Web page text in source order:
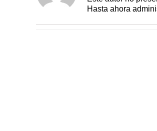
Hasta ahora